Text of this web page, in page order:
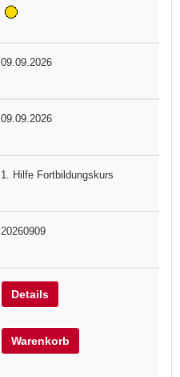
09.09.2026
09.09.2026
1. Hilfe Fortbildungskurs
20260909
Details
Warenkorb